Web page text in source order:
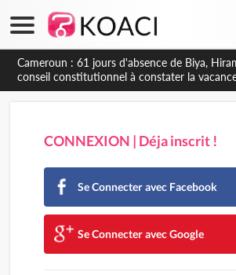
Cameroun : 61 jours d'absence de Biya,
conseil constitutionnel à constater la
CONNEXION | Déja inscrit !
Se Connecter avec Facebook
Se Connecter avec Google